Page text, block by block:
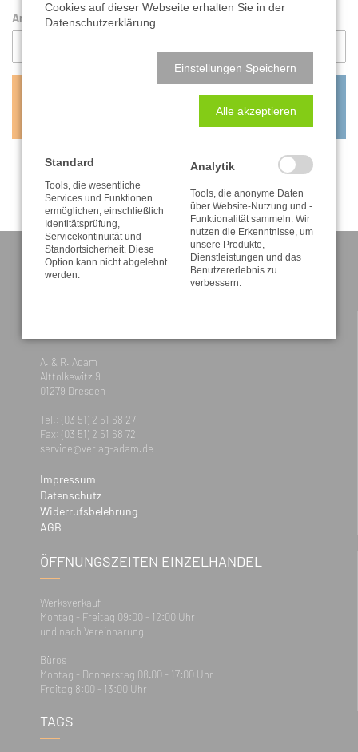
Anzahl:
A. & R. Adam
Alttolkewitz 9
01279 Dresden
Tel.: (03 51) 2 51 68 27
Fax: (03 51) 2 51 68 72
service@verlag-adam.de
Impressum
Datenschutz
Widerrufsbelehrung
AGB
ÖFFNUNGSZEITEN EINZELHANDEL
Werksverkauf
Montag - Freitag 09:00 - 12:00 Uhr
und nach Vereinbarung
Büros
Montag - Donnerstag 08.00 - 17:00 Uhr
Freitag 8:00 - 13:00 Uhr
TAGS
Cookies auf dieser Webseite erhalten Sie in der
Datenschutzerklärung.
Einstellungen Speichern
Alle akzeptieren
Standard
Tools, die wesentliche
Services und Funktionen
ermöglichen, einschließlich
Identitätsprüfung,
Servicekontinuität und
Standortsicherheit. Diese
Option kann nicht abgelehnt
werden.
Analytik
Tools, die anonyme Daten
über Website-Nutzung und -
Funktionalität sammeln. Wir
nutzen die Erkenntnisse, um
unsere Produkte,
Dienstleistungen und das
Benutzererlebnis zu
verbessern.